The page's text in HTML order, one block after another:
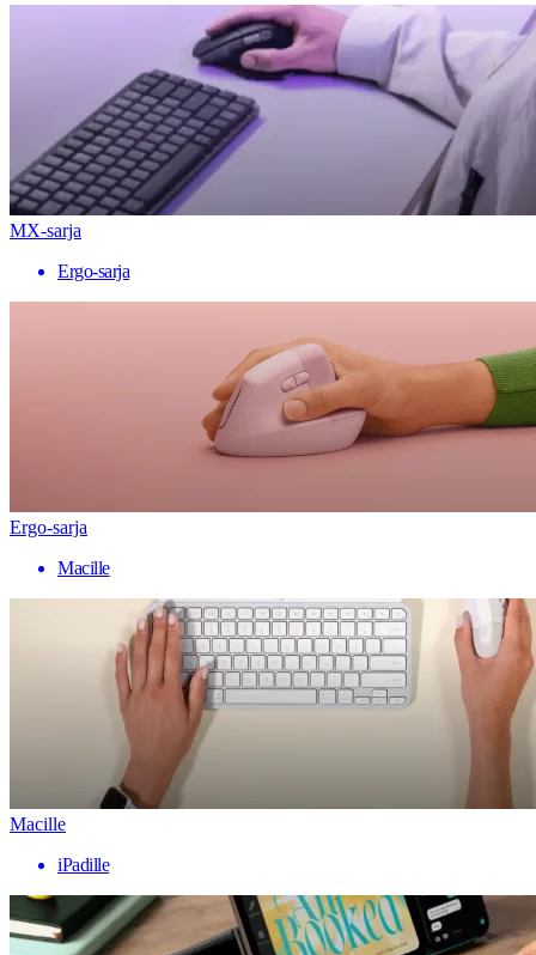
MX-sarja
Ergo-sarja
Ergo-sarja
Macille
Macille
iPadille